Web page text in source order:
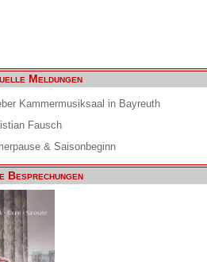
Meldungen
Kammermusiksaal in Bayreuth
Fausch
& Saisonbeginn
Besprechungen